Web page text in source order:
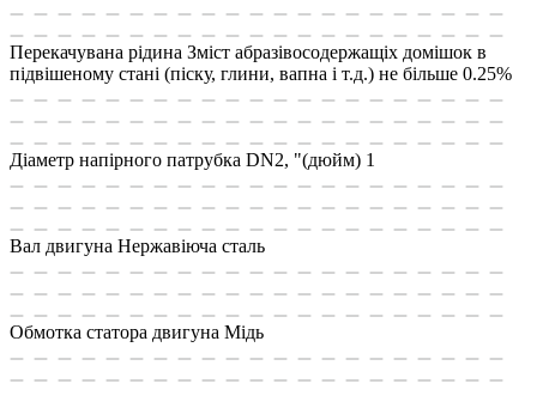
Перекачувана рідина Зміст абразівосодержащіх домішок в
підвішеному стані (піску, глини, вапна і т.д.) не більше 0.25%
Діаметр напірного патрубка DN2, "(дюйм) 1
Вал двигуна Нержавіюча сталь
Обмотка статора двигуна Мідь